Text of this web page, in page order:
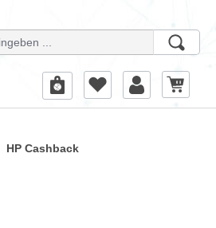
HP Cashback